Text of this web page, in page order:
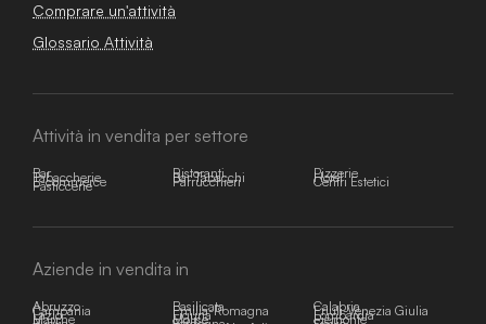
Comprare un'attività
Glossario Attività
Attività in vendita per settore
Bar Ristoranti Pizzerie
Tabaccherie Bar Tabacchi Hotel
E-commerce Parrucchieri Centri Estetici
Pasticcerie
Aziende in vendita in
Abruzzo Basilicata Calabria
Campania Emilia-Romagna Friuli-Venezia Giulia
Lazio Liguria Lombardia
Marche Molise Piemonte